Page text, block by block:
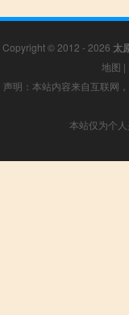
Copyright © 2012 - 2026 太
地图 |
声明：本站内容来自互联网
本站仅为个